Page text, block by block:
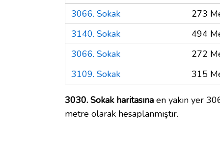
3066. Sokak
273
3140. Sokak
494
3066. Sokak
272
3109. Sokak
315
3030. Sokak haritasına en yakın yer
metre olarak hesaplanmıştır.